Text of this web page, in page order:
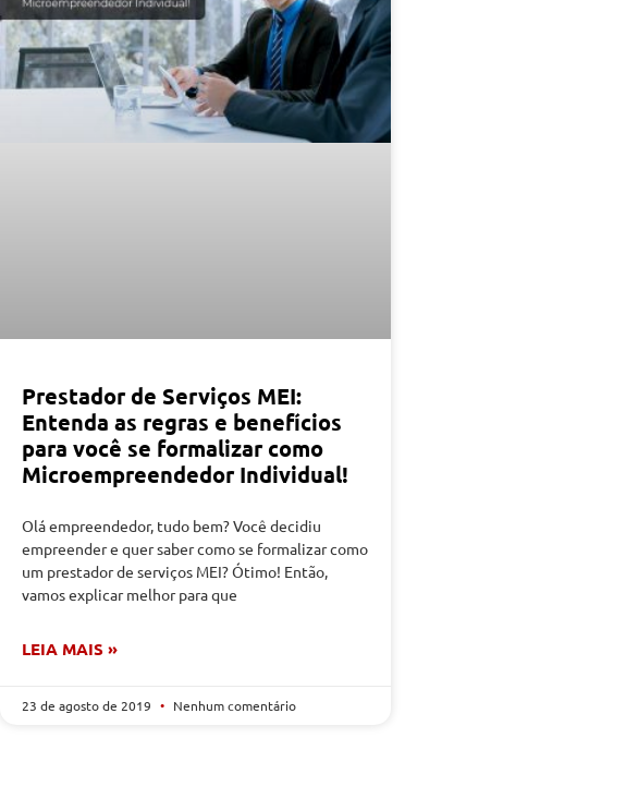
Prestador de Serviços MEI:
Entenda as regras e benefícios
para você se formalizar como
Microempreendedor Individual!
Olá empreendedor, tudo bem? Você decidiu
empreender e quer saber como se formalizar como
um prestador de serviços MEI? Ótimo! Então,
vamos explicar melhor para que
LEIA MAIS »
23 de agosto de 2019 Nenhum comentário